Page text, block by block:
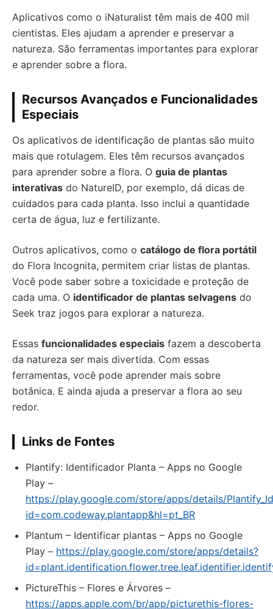
Aplicativos como o iNaturalist têm mais de 400 mil
cientistas. Eles ajudam a aprender e preservar a
natureza. São ferramentas importantes para explorar
e aprender sobre a flora.
Recursos Avançados e Funcionalidades
Especiais
Os aplicativos de identificação de plantas são muito
mais que rotulagem. Eles têm recursos avançados
para aprender sobre a flora. O guia de plantas
interativas do NatureID, por exemplo, dá dicas de
cuidados para cada planta. Isso inclui a quantidade
certa de água, luz e fertilizante.
Outros aplicativos, como o catálogo de flora portátil
do Flora Incognita, permitem criar listas de plantas.
Você pode saber sobre a toxicidade e proteção de
cada uma. O identificador de plantas selvagens do
Seek traz jogos para explorar a natureza.
Essas funcionalidades especiais fazem a descoberta
da natureza ser mais divertida. Com essas
ferramentas, você pode aprender mais sobre
botânica. E ainda ajuda a preservar a flora ao seu
redor.
Links de Fontes
Plantify: Identificador Planta – Apps no Google
Play –
https://play.google.com/store/apps/details/
id=com.codeway.plantapp&hl=pt_BR
Plantum – Identificar plantas – Apps no Google
Play – https://play.google.com/store/apps/details?
‎PictureThis – Flores e Árvores –
https://apps.apple.com/br/app/picturethis-flores-